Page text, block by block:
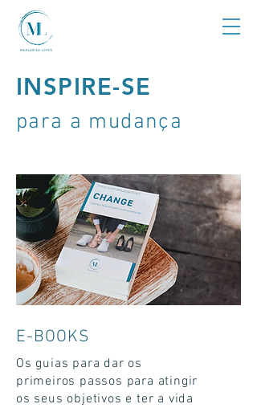
INSPIRE-SE
para a mudança
E-BOOKS
Os guias para dar os
primeiros passos para atingir
os seus objetivos e ter a vida